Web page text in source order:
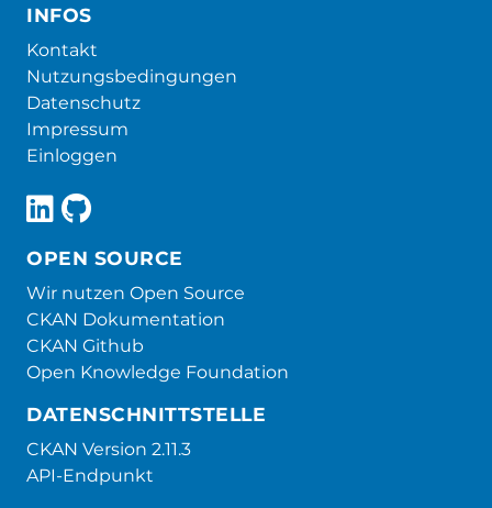
INFOS
Kontakt
Nutzungsbedingungen
Datenschutz
Impressum
Einloggen
OPEN SOURCE
Wir nutzen Open Source
CKAN Dokumentation
CKAN Github
Open Knowledge Foundation
DATENSCHNITTSTELLE
CKAN Version 2.11.3
API-Endpunkt